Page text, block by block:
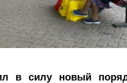
в силу новый